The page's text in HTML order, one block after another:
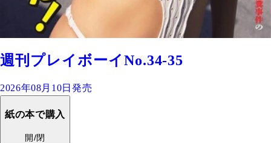
週刊プレイボーイNo.34-35
2026年08月10日発売
紙の本で購入
開/閉